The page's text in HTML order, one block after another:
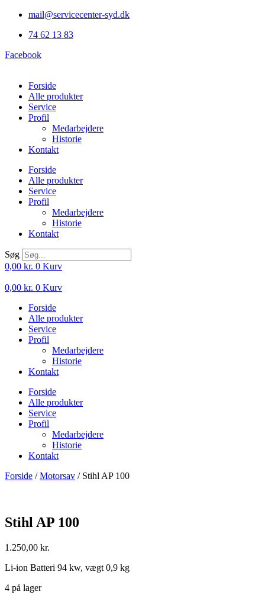
Videre
indhold
mail@servicecenter-syd.dk
74 62 13 83
Facebook
Forside
Alle produkter
Service
Profil
Medarbejdere
Historie
Kontakt
Forside
Alle produkter
Service
Profil
Medarbejdere
Historie
Kontakt
Søg
0,00 kr. 0 Kurv
0,00 kr. 0 Kurv
Forside
Alle produkter
Service
Profil
Medarbejdere
Historie
Kontakt
Forside
Alle produkter
Service
Profil
Medarbejdere
Historie
Kontakt
Forside /Motorsav / Stihl AP 100
Stihl AP 100
1.250,00 kr.
Li-ion Batteri 94 kw, vægt 0,9 kg
4 på lager